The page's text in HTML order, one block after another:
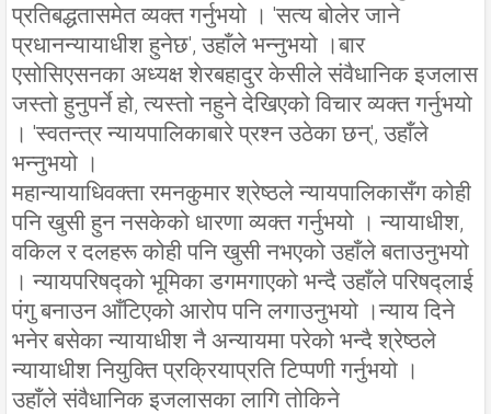
प्रतिबद्धतासमेत व्यक्त गर्नुभयो । 'सत्य बोलेर जाने
प्रधानन्यायाधीश हुनेछ', उहाँले भन्नुभयो ।बार
एसोसिएसनका अध्यक्ष शेरबहादुर केसीले संवैधानिक इजलास
जस्तो हुनुपर्ने हो, त्यस्तो नहुने देखिएको विचार व्यक्त गर्नुभयो
। 'स्वतन्त्र न्यायपालिकाबारे प्रश्न उठेका छन्', उहाँले
भन्नुभयो ।
महान्यायाधिवक्ता रमनकुमार श्रेष्ठले न्यायपालिकासँग कोही
पनि खुसी हुन नसकेको धारणा व्यक्त गर्नुभयो । न्यायाधीश,
वकिल र दलहरू कोही पनि खुसी नभएको उहाँले बताउनुभयो
। न्यायपरिषद्को भूमिका डगमगाएको भन्दै उहाँले परिषद्लाई
पंगु बनाउन आँटिएको आरोप पनि लगाउनुभयो ।न्याय दिने
भनेर बसेका न्यायाधीश नै अन्यायमा परेको भन्दै श्रेष्ठले
न्यायाधीश नियुक्ति प्रक्रियाप्रति टिप्पणी गर्नुभयो ।
उहाँले संवैधानिक इजलासका लागि तोकिने